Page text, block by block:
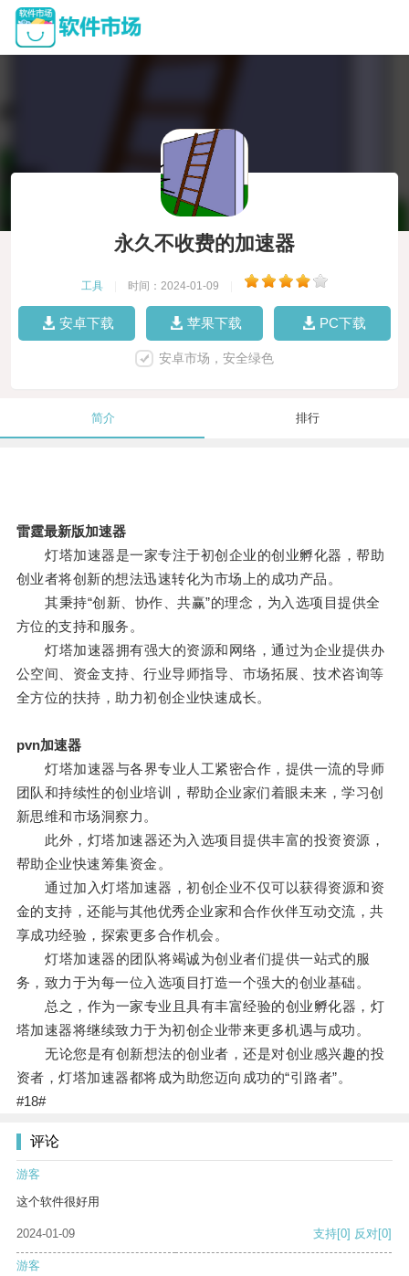
永久不收费的加速器
工具 时间：2024-01-09
安卓下载 苹果下载 PC下载
安卓市场，安全绿色
简介 排行
雷霆最新版加速器
灯塔加速器是一家专注于初创企业的创业孵化器，帮助
创业者将创新的想法迅速转化为市场上的成功产品。
其秉持“创新、协作、共赢”的理念，为入选项目提供全
方位的支持和服务。
灯塔加速器拥有强大的资源和网络，通过为企业提供办
公空间、资金支持、行业导师指导、市场拓展、技术咨询等
全方位的扶持，助力初创企业快速成长。
pvn加速器
灯塔加速器与各界专业人工紧密合作，提供一流的导师
团队和持续性的创业培训，帮助企业家们着眼未来，学习创
新思维和市场洞察力。
此外，灯塔加速器还为入选项目提供丰富的投资资源，
帮助企业快速筹集资金。
通过加入灯塔加速器，初创企业不仅可以获得资源和资
金的支持，还能与其他优秀企业家和合作伙伴互动交流，共
享成功经验，探索更多合作机会。
灯塔加速器的团队将竭诚为创业者们提供一站式的服
务，致力于为每一位入选项目打造一个强大的创业基础。
总之，作为一家专业且具有丰富经验的创业孵化器，灯
塔加速器将继续致力于为初创企业带来更多机遇与成功。
无论您是有创新想法的创业者，还是对创业感兴趣的投
资者，灯塔加速器都将成为助您迈向成功的“引路者”。
#18#
评论
游客
这个软件很好用
2024-01-09 支持[0] 反对[0]
游客